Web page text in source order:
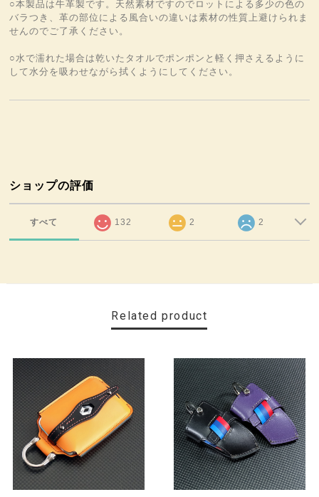
○本製品は牛革製です。天然素材ですのでロットによる多少の色の
バラつき、革の部位による風合いの違いは素材の性質上避けられま
せんのでご了承ください。
○水で濡れた場合は乾いたタオルでポンポンと軽く押さえるように
して水分を吸わせながら拭くようにしてください。
ショップの評価
すべて 132 2 2
Related product